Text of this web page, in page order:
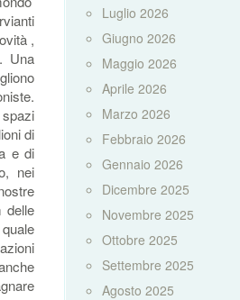
,
Una
di
e di
nei
delle
Luglio 2026
Giugno 2026
Maggio 2026
Aprile 2026
Marzo 2026
Febbraio 2026
Gennaio 2026
Dicembre 2025
Novembre 2025
Ottobre 2025
Settembre 2025
Agosto 2025